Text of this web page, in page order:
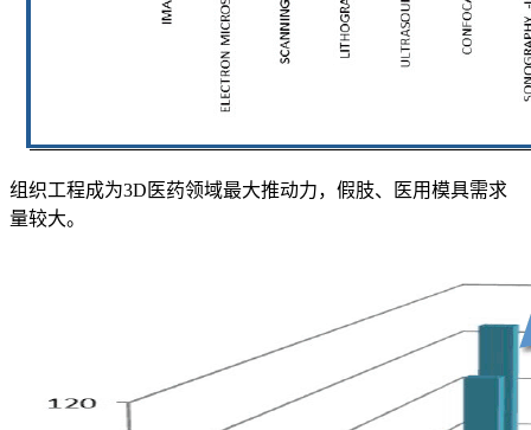
组织工程成为3D医药领域最大推动力，假肢、医用模具需求
量较大。